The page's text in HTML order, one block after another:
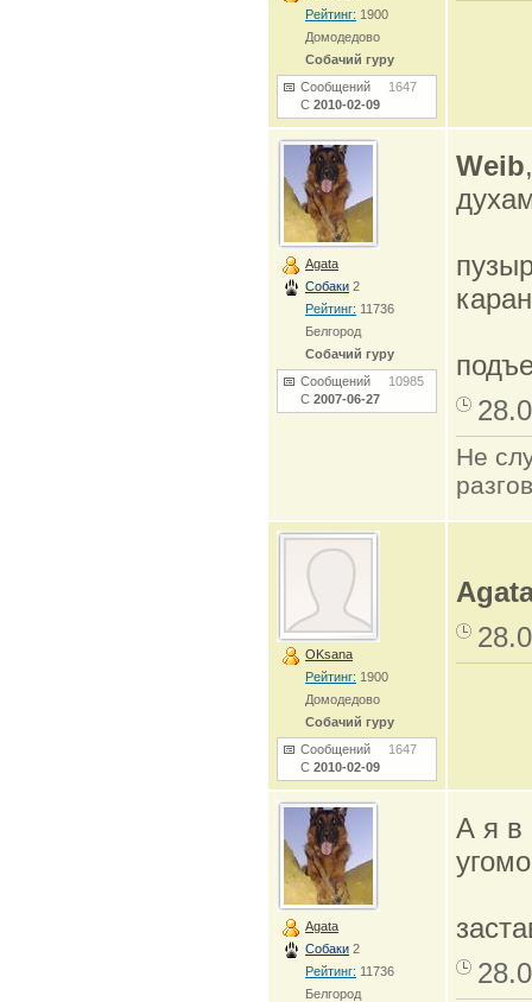
Рейтинг: 1900
Домодедово
Собачий гуру
Сообщений 1647
С 2010-02-09
Agata
Собаки 2
Рейтинг: 11736
Белгород
Собачий гуру
Сообщений 10985
С 2007-06-27
Weib
Не
OKsana
Рейтинг: 1900
Домодедово
Собачий гуру
Сообщений 1647
С 2010-02-09
Agata
Собаки 2
Рейтинг: 11736
Белгород
А я в